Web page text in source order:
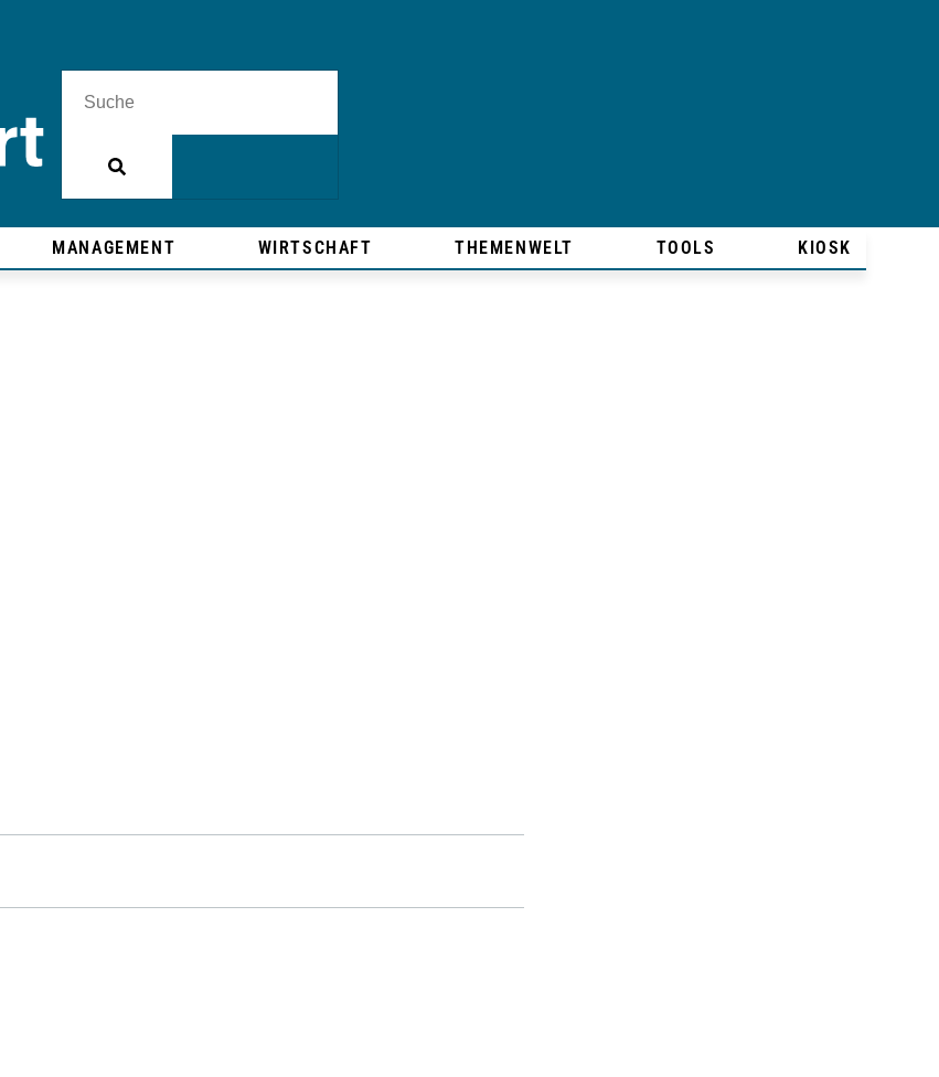
MANAGEMENT WIRTSCHAFT THEMENWELT TOOLS KIOSK